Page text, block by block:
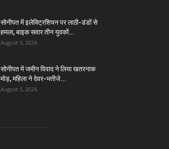
सोनीपत में इलेक्ट्रिशियन पर लाठी-डंडों से
हमला, बाइक सवार तीन युवकों...
August 5, 2026
सोनीपत में जमीन विवाद ने लिया खतरनाक
मोड़, महिला ने देवर-भतीजे...
August 5, 2026